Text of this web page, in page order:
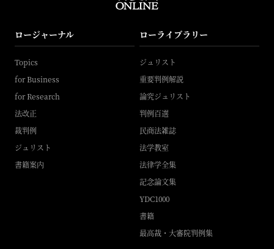
ロージャーナル
Topics
for Business
for Research
法改正
裁判例
ジュリスト
書籍案内
ローライブラリー
ジュリスト
重要判例解説
論究ジュリスト
判例百選
民商法雑誌
法学教室
法律学全集
記念論文集
YDC1000
書籍
最高裁・大審院判例集